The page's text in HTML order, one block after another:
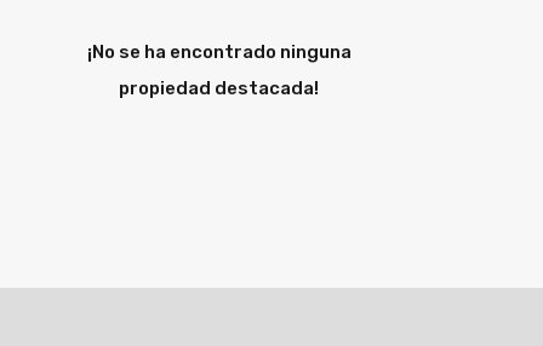
¡No se ha encontrado ninguna
propiedad destacada!